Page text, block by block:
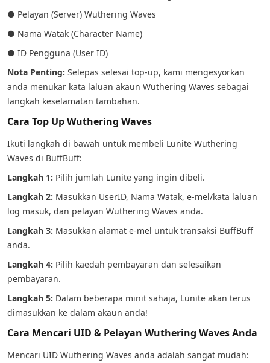
● Pelayan (Server) Wuthering Waves
● Nama Watak (Character Name)
● ID Pengguna (User ID)
Nota Penting: Selepas selesai top-up, kami mengesyorkan
anda menukar kata laluan akaun Wuthering Waves sebagai
langkah keselamatan tambahan.
Cara Top Up Wuthering Waves
Ikuti langkah di bawah untuk membeli Lunite Wuthering
Waves di BuffBuff:
Langkah 1: Pilih jumlah Lunite yang ingin dibeli.
Langkah 2: Masukkan UserID, Nama Watak, e-mel/kata laluan
log masuk, dan pelayan Wuthering Waves anda.
Langkah 3: Masukkan alamat e-mel untuk transaksi BuffBuff
anda.
Langkah 4: Pilih kaedah pembayaran dan selesaikan
pembayaran.
Langkah 5: Dalam beberapa minit sahaja, Lunite akan terus
dimasukkan ke dalam akaun anda!
Cara Mencari UID & Pelayan Wuthering Waves Anda
Mencari UID Wuthering Waves anda adalah sangat mudah: